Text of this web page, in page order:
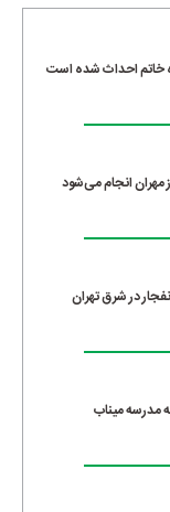
مهران انجام می‌شود
در شرق تهران
مدرسه میناب